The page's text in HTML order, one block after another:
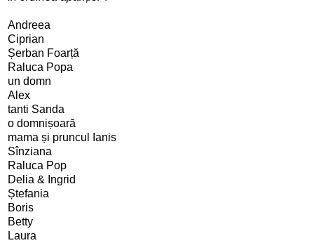
Andreea
Ciprian
Șerban Foarță
Raluca Popa
un domn
Alex
tanti Sanda
o domnișoară
mama și pruncul Ianis
Sînziana
Raluca Pop
Delia & Ingrid
Ștefania
Boris
Betty
Laura